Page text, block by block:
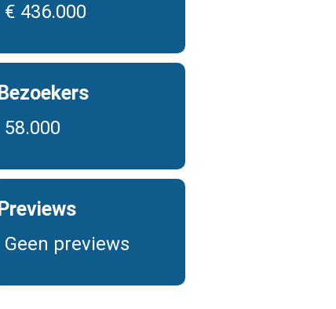
€ 436.000
Bezoekers
58.000
Previews
Geen previews